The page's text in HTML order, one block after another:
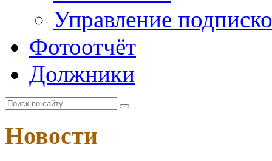
Управление
Фотоотчёт
Должники
Новости